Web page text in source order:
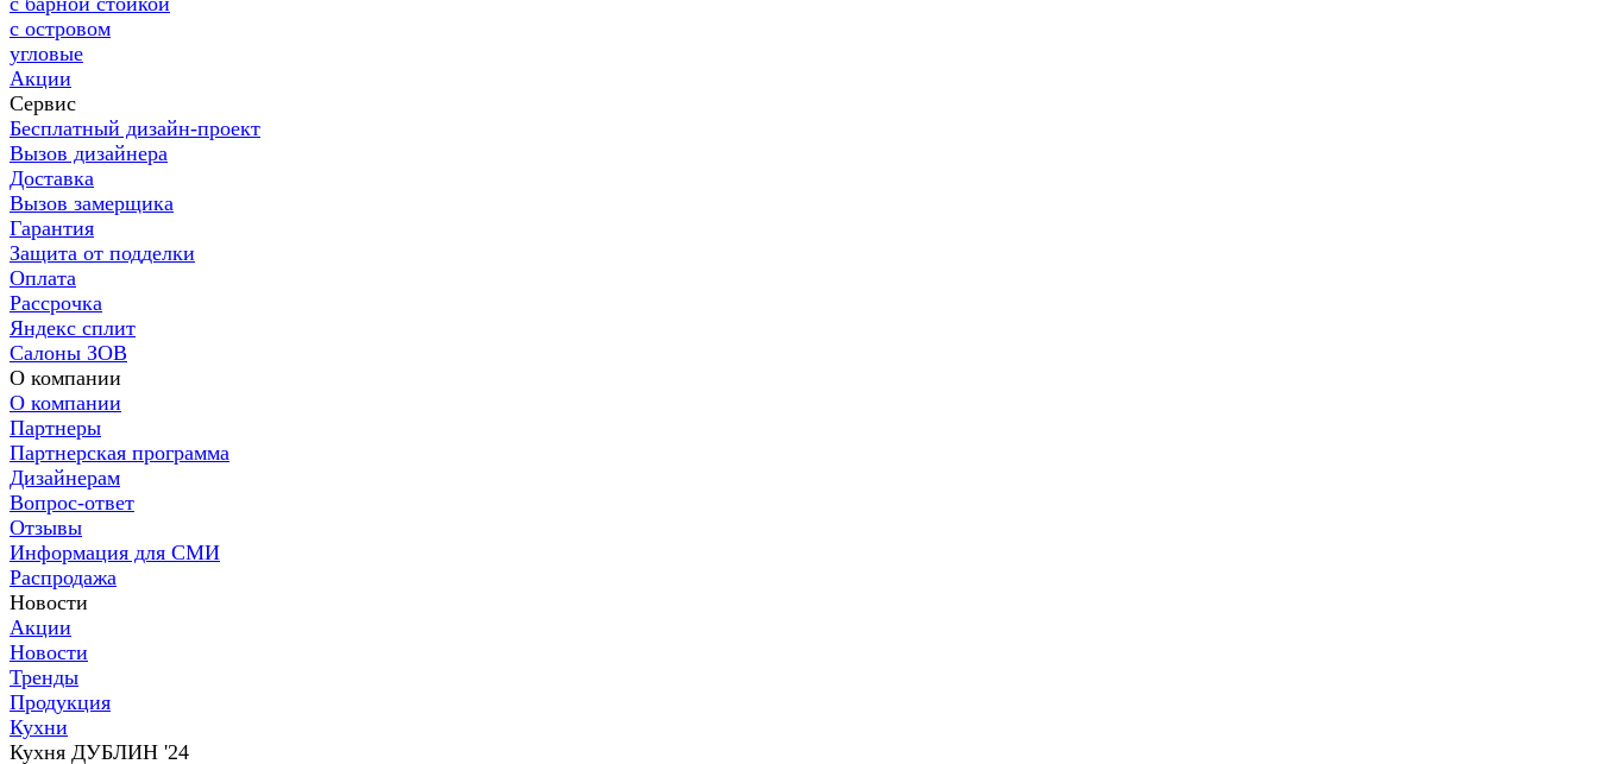
с островом
угловые
Акции
Сервис
Бесплатный дизайн-проект
Вызов дизайнера
Доставка
Вызов замерщика
Гарантия
Защита от подделки
Оплата
Рассрочка
Яндекс сплит
Салоны ЗОВ
О компании
О компании
Партнеры
Партнерская программа
Дизайнерам
Вопрос-ответ
Отзывы
Информация для СМИ
Распродажа
Новости
Акции
Новости
Тренды
Продукция
Кухни
Кухня ДУБЛИН '24